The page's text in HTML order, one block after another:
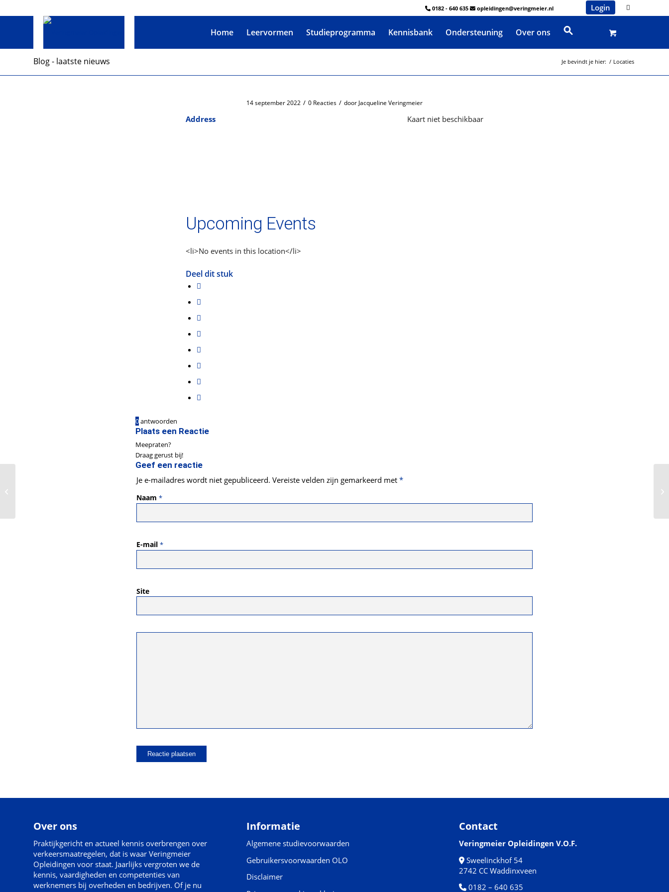
0182 - 640 635 opleidingen@veringmeier.nl Login
Home Leervormen Studieprogramma Kennisbank Ondersteuning Over ons
Blog - laatste nieuws Je bevindt je hier: / Locaties
14 september 2022 / 0 Reacties / door Jacqueline Veringmeier
Kaart niet beschikbaar
Address
Upcoming Events
<li>No events in this location</li>
Deel dit stuk
0antwoorden
Plaats een Reactie
Meepraten?
Draag gerust bij!
Geef een reactie
Je e-mailadres wordt niet gepubliceerd. Vereiste velden zijn gemarkeerd met *
Naam *
E-mail *
Site
Over ons
Praktijkgericht en actueel kennis overbrengen over
verkeersmaatregelen, dat is waar Veringmeier
Opleidingen voor staat. Jaarlijks vergroten we de
kennis, vaardigheden en competenties van
werknemers bij overheden en bedrijven. Of je nu
Informatie
Algemene studievoorwaarden
Gebruikersvoorwaarden OLO
Disclaimer
Contact
Veringmeier Opleidingen V.O.F.
Sweelinckhof 54
2742 CC Waddinxveen
0182 – 640 635